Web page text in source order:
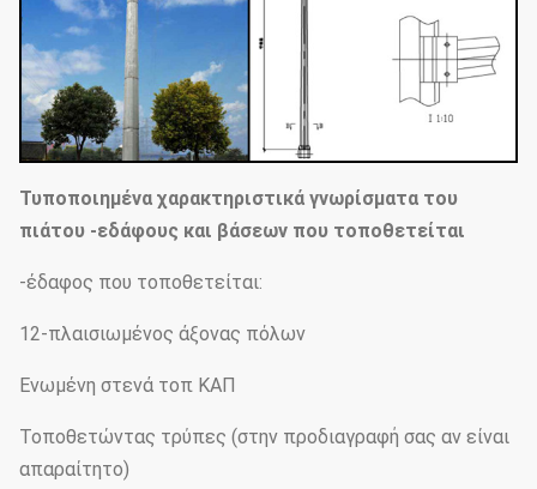
Τυποποιημένα χαρακτηριστικά γνωρίσματα του
πιάτου -εδάφους και βάσεων που τοποθετείται
-έδαφος που τοποθετείται:
12-πλαισιωμένος άξονας πόλων
Ενωμένη στενά τοπ ΚΑΠ
Τοποθετώντας τρύπες (στην προδιαγραφή σας αν είναι
απαραίτητο)